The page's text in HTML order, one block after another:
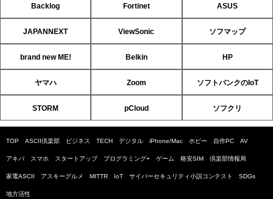
Backlog Fortinet ASUS
JAPANNEXT ViewSonic ソフマップ
brand new ME! Belkin HP
ヤマハ Zoom ソフトバンクのIoT
STORM pCloud ソフクリ
TOP ASCII倶楽部 ビジネス TECH デジタル iPhone/Mac ホビー 自作PC AV
アキバ スマホ スタートアップ プログラミング+ ゲーム 格安SIM 倶楽部情報局
家電ASCII アスキーグルメ MITTR IoT サイバーセキュリティ小説コンテスト SDGs
地方活性